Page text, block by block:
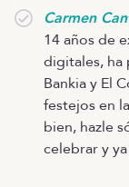
Carmen
14 años de
digitales, ha
Bankia y El
festejos en
bien, hazle
celebrar y